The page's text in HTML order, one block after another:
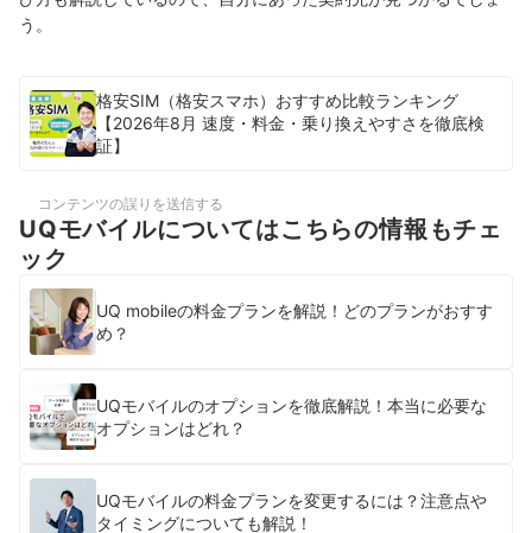
う。
格安SIM（格安スマホ）おすすめ比較ランキング
【2026年8月 速度・料金・乗り換えやすさを徹底検
証】
コンテンツの誤りを送信する
UQモバイルについてはこちらの情報もチェ
ック
UQ mobileの料金プランを解説！どのプランがおすす
め？
UQモバイルのオプションを徹底解説！本当に必要な
オプションはどれ？
UQモバイルの料金プランを変更するには？注意点や
タイミングについても解説！